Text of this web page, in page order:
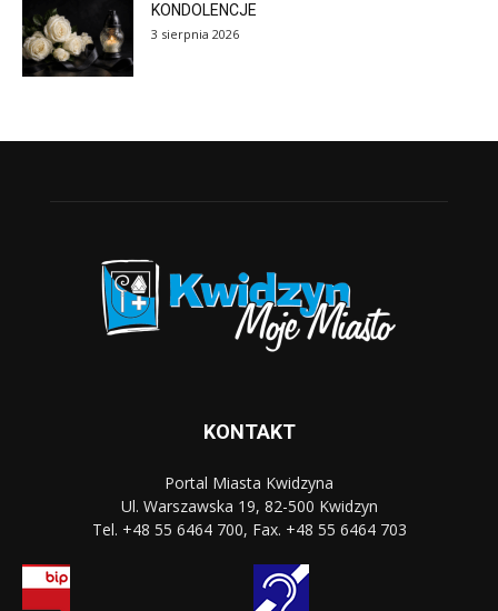
KONDOLENCJE
3 sierpnia 2026
KONTAKT
Portal Miasta Kwidzyna
Ul. Warszawska 19, 82-500 Kwidzyn
Tel. +48 55 6464 700, Fax. +48 55 6464 703